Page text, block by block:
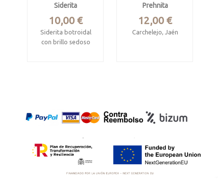
Siderita
Precio
10,00 €
Siderita botroidal
con brillo sedoso
Prehnita
Precio
12,00 €
Carchelejo, Jaén